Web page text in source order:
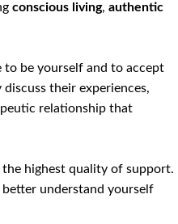
conscious living, authentic
to be yourself and to accept
their experiences,
relationship that
the highest quality of support.
understand yourself